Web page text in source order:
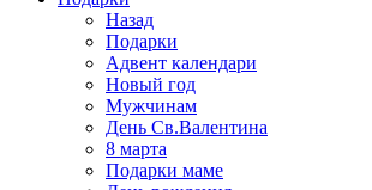
Назад
Подарки
Адвент календари
Новый год
Мужчинам
День Св.Валентина
8 марта
Подарки маме